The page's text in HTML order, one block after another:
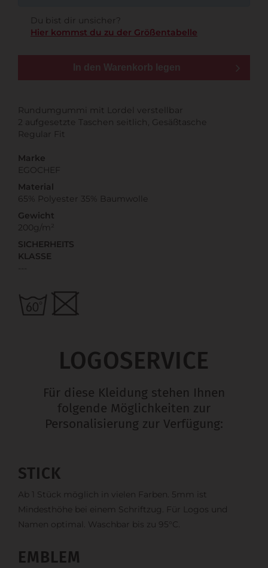
Du bist dir unsicher?
Hier kommst du zu der Größentabelle
In den Warenkorb legen
Rundumgummi mit Lordel verstellbar
2 aufgesetzte Taschen seitlich, Gesäßtasche
Regular Fit
Marke
EGOCHEF
Material
65% Polyester 35% Baumwolle
Gewicht
200g/m²
SICHERHEITS
KLASSE
LOGOSERVICE
Für diese Kleidung stehen Ihnen
folgende Möglichkeiten zur
Personalisierung zur Verfügung:
STICK
Ab 1 Stück möglich in vielen Farben. 5mm ist
Mindesthöhe bei einem Schriftzug. Für Logos und
Namen optimal. Waschbar bis zu 95°C.
EMBLEM